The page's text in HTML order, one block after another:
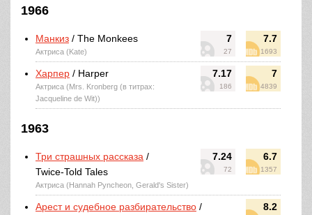
1966
7
27
7.7
1693
Манкиз / The Monkees
Актриса (Kate)
7.17
186
7
4839
Харпер / Harper
Актриса (Mrs. Kronberg (в титрах:
Jacqueline de Wit))
1963
7.24
72
6.7
1357
Три страшных рассказа /
Twice-Told Tales
Актриса (Hannah Pyncheon, Gerald's Sister)
8.2
Арест и судебное разбирательство /